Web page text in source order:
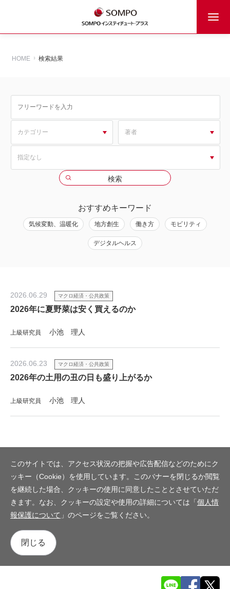
HOME 検索結果
おすすめキーワード
気候変動、温暖化 地方創生 働き方 モビリティ
デジタルヘルス
2026.06.29 マクロ経済・公共政策
2026年に夏野菜は安く買えるのか
上級研究員 小池 理人
2026.06.23 マクロ経済・公共政策
2026年の土用の丑の日も盛り上がるか
上級研究員 小池 理人
このサイトでは、アクセス状況の把握や広告配信などのためにク
ッキー（Cookie）を使用しています。このバナーを閉じるか閲覧
を継続した場合、クッキーの使用に同意したこととさせていただ
きます。なお、クッキーの設定や使用の詳細については「個人情
報保護について 」のページをご覧ください。
閉じる